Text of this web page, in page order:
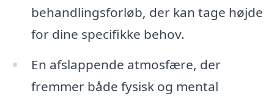
behandlingsforløb, der kan tage højde
for dine specifikke behov.
En afslappende atmosfære, der
fremmer både fysisk og mental